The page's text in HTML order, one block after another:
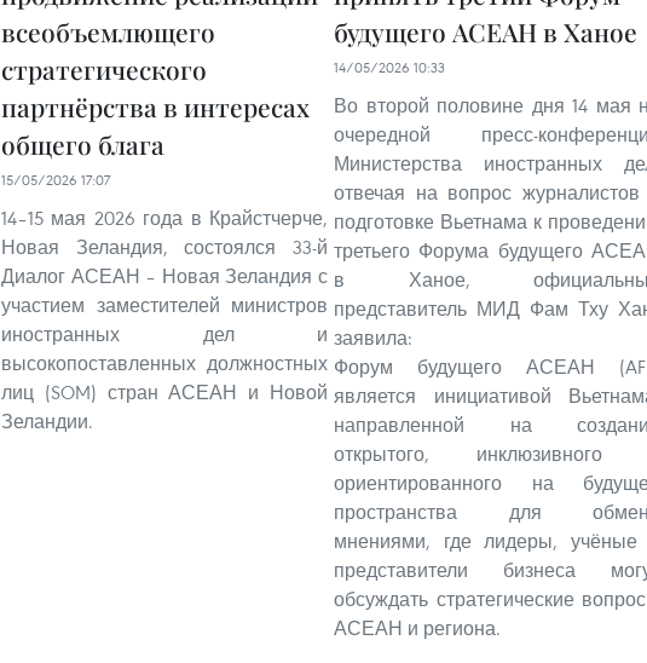
всеобъемлющего
стратегического
партнёрства в интересах
общего блага
15/05/2026 17:07
14–15 мая 2026 года в Крайстчерче,
Новая Зеландия, состоялся 33-й
Диалог АСЕАН – Новая Зеландия с
участием заместителей министров
иностранных дел и
высокопоставленных должностных
лиц (SOM) стран АСЕАН и Новой
Зеландии.
будущего АСЕАН в Ханое
14/05/2026 10:33
Во второй половине дня 14 мая
очередной пресс-
Министерства иностранных
отвечая на вопрос
подготовке Вьетнама к
третьего Форума будущего
в Ханое,
представитель МИД Фам Тху
заявила:
Форум будущего АСЕАН
является инициативой
направленной на
открытого, инклюзивного
ориентированного на
пространства для
мнениями, где лидеры, учёные
представители бизнеса
обсуждать стратегические
АСЕАН и региона.